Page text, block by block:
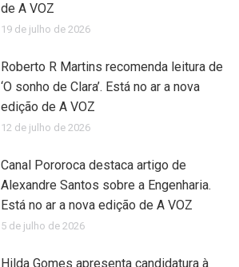
de A VOZ
19 de julho de 2026
Roberto R Martins recomenda leitura de
‘O sonho de Clara’. Está no ar a nova
edição de A VOZ
12 de julho de 2026
Canal Pororoca destaca artigo de
Alexandre Santos sobre a Engenharia.
Está no ar a nova edição de A VOZ
5 de julho de 2026
Hilda Gomes apresenta candidatura à